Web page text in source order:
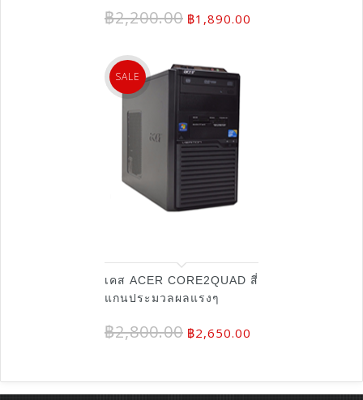
฿2,200.00 ฿1,890.00
เคส ACER CORE2QUAD สี่
แกนประมวลผลแรงๆ
฿2,800.00 ฿2,650.00
SALE